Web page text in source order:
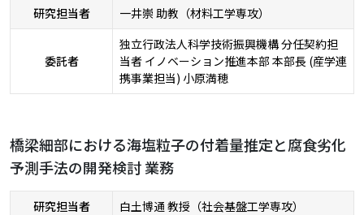
研究担当者 一井崇 助教（材料工学専攻）
委託者
独立行政法人科学技術振興機構 分任契約担
当者 イノベーション推進本部 本部長 (産学連
携事業担当) 小原満穂
橋梁細部における海塩粒子の付着量推定と腐食劣化
予測手法の開発検討 業務
研究担当者 白土博通 教授（社会基盤工学専攻）